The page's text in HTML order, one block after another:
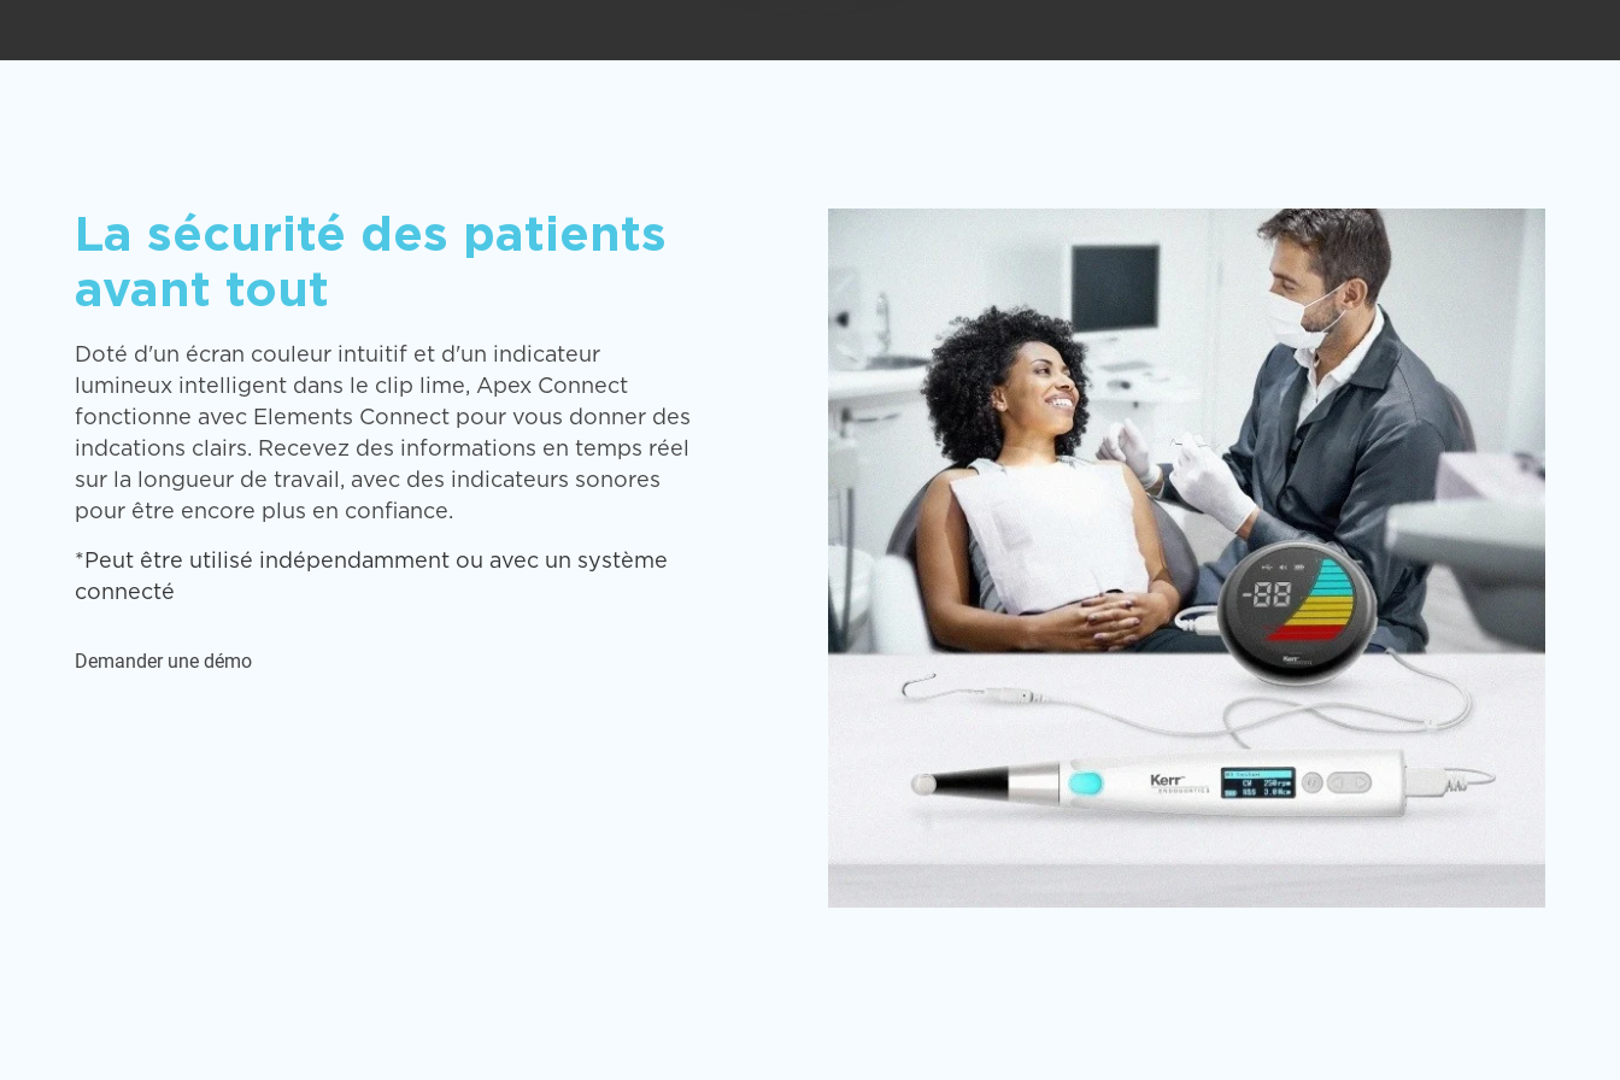
La sécurité des patients
avant tout
Doté d'un écran couleur intuitif et d'un indicateur
lumineux intelligent dans le clip lime, Apex Connect
fonctionne avec Elements Connect pour vous donner des
indcations clairs. Recevez des informations en temps réel
sur la longueur de travail, avec des indicateurs sonores
pour être encore plus en confiance.
*Peut être utilisé indépendamment ou avec un système
connecté
Demander une démo